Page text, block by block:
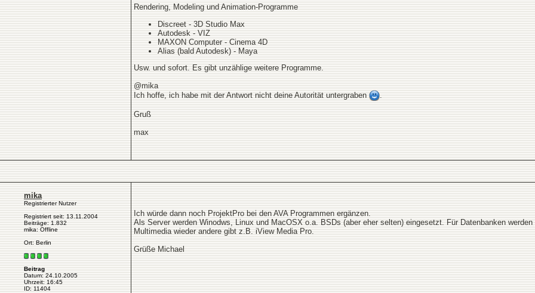
Rendering, Modeling und Animation-Programme
Discreet - 3D Studio Max
Autodesk - VIZ
MAXON Computer - Cinema 4D
Alias (bald Autodesk) - Maya
Usw. und sofort. Es gibt unzählige weitere Programme.
@mika
Ich hoffe, ich habe mit der Antwort nicht deine Autorität untergraben
Gruß
max
mika
Registrierter Nutzer
Registriert seit: 13.11.2004
Beiträge: 1.832
mika: Offline
Ort: Berlin
Beitrag
Datum: 24.10.2005
Uhrzeit: 16:45
ID: 11404
Ich würde dann noch ProjektPro bei den AVA Programmen ergänzen.
Als Server werden Winodws, Linux und MacOSX o.a. BSDs (aber eher selten) eingesetzt. Für Datenbanken
Multimedia wieder andere gibt z.B. iView Media Pro.
Grüße Michael